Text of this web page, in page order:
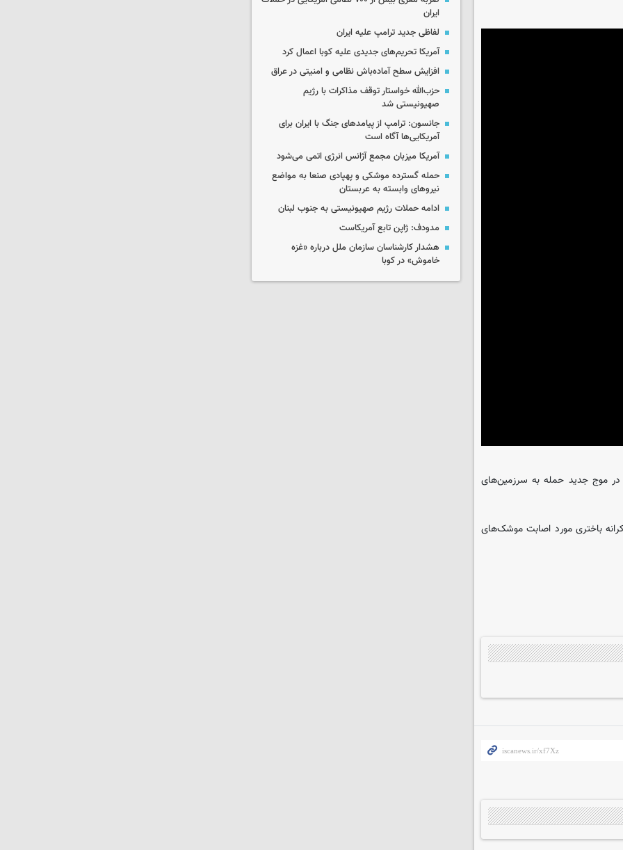
۱۰ موشک از خاک ایران در موج جدید حمله به سرزمین‌های
باختری مورد اصابت موشک‌های
ایران
لفاظی جدید ترامپ علیه ایران
آمریکا تحریم‌های جدیدی علیه کوبا اعمال کرد
افزایش سطح آماده‌باش نظامی و امنیتی در عراق
حزب‌الله خواستار توقف مذاکرات با رژیم
صهیونیستی شد
جانسون: ترامپ از پیامدهای جنگ با ایران برای
آمریکایی‌ها آگاه است
آمریکا میزبان مجمع آژانس انرژی اتمی می‌شود
حمله گسترده موشکی و پهپادی صنعا به مواضع
نیروهای وابسته به عربستان
ادامه حملات رژیم صهیونیستی به جنوب لبنان
مدودف: ژاپن تابع آمریکاست
هشدار کارشناسان سازمان ملل درباره «غزه‌
خاموش» در کوبا